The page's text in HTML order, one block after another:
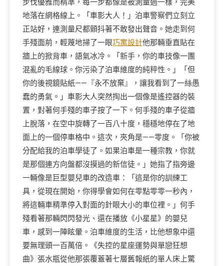
步伐優雅而精準，每一步都像是被測量過一樣，完美
地落在網格線上。「車影大人！」泊車警察們立刻立
正站好，連測量尺都顫抖著不敢發出聲音。她走到何
手殘面前，輕蔑地掃了一眼巧寓設計他那輛垂直貼在
牆上的掀背車，語氣冰冷。「新手，你的車技像一團
混亂的毛線球。你污染了泊車維度的純粹性。」「但
你的後視鏡貼紙——『永不放棄』，讓我看到了一絲愚
蠢的勇氣。」車影大人突然掏出一個像是遙控器的裝
置，對著何手殘的車子按了一下。何手殘的車子從牆
上脫落，在空中旋轉了一百八十度，穩穩地停在了地
面上的一個停車格中。這次，夾角是——零度。「你被
分配給我的泊車學徒了。如果泊車是一種宗教，你就
是那個連方向盤都沒摸過的新信徒。」她指了指旁邊
一輛像是巨型嬰兒車的改造車：「這是你的訓練工
具，從現在開始，你得學會如何在零點零零一秒內，
將這輛車精準停入對面的針眼大小的車位裡。」何手
殘看著那輛閃閃發光、還在播放《小星星》的嬰兒
車，感到一陣眩暈。泊車維度的生活，比他想象中還
要無理頭一百萬倍。《失控的星座運勢與單戀狂想
曲》張水瓶從他那張覆蓋著七層舊報紙的單人床上驚